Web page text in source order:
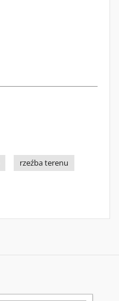
rzeźba terenu